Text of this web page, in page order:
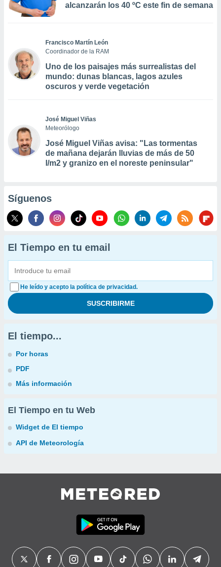
alcanzarán los 40 ºC este fin de semana
Francisco Martín León
Coordinador de la RAM
Uno de los paisajes más surrealistas del
mundo: dunas blancas, lagos azules
oscuros y verde vegetación
José Miguel Viñas
Meteorólogo
José Miguel Viñas avisa: "Las tormentas
de mañana dejarán lluvias de más de 50
l/m2 y granizo en el noreste peninsular"
Síguenos
El Tiempo en tu email
He leído y acepto la política de privacidad.
El tiempo...
Por horas
PDF
Más información
El Tiempo en tu Web
Widget de El tiempo
API de Meteorología